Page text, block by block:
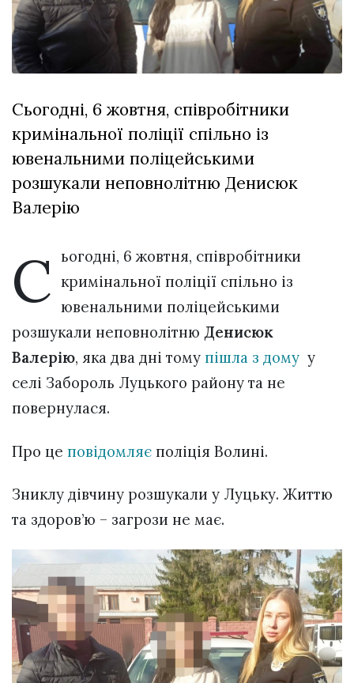
залишив у
Луцьку
27 Липня 2026
699 переглядів
Всі розділи
Персона
Лайф
Афіша
ZONE 18+
Політика конфіденційності
Сьогодні, 6 жовтня, співробітники
кримінальної поліції спільно із
ювенальними поліцейськими
розшукали неповнолітню Денисюк
Валерію
С ьогодні, 6 жовтня, співробітники
кримінальної поліції спільно із
ювенальними поліцейськими
розшукали неповнолітню Денисюк
Валерію, яка два дні тому пішла з дому у
селі Забороль Луцького району та не
повернулася.
Про це повідомляє поліція Волині.
Зниклу дівчину розшукали у Луцьку. Життю
та здоров’ю – загрози не має.